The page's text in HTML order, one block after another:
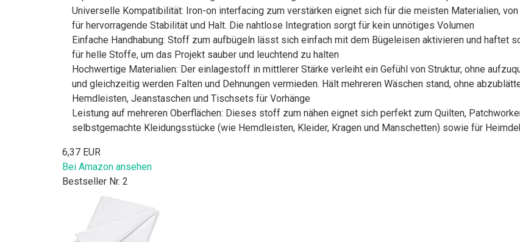
Universelle Kompatibilität: Iron-on interfacing zum verstärken eignet sich für die meisten Materialien,
für hervorragende Stabilität und Halt. Die nahtlose Integration sorgt für kein unnötiges Volumen
Einfache Handhabung: Stoff zum aufbügeln lässt sich einfach mit dem Bügeleisen aktivieren und haftet
für helle Stoffe, um das Projekt sauber und leuchtend zu halten
Hochwertige Materialien: Der einlagestoff in mittlerer Stärke verleiht ein Gefühl von Struktur, ohne
und gleichzeitig werden Falten und Dehnungen vermieden. Hält mehreren Wäschen stand, ohne
Hemdleisten, Jeanstaschen und Tischsets für Vorhänge
Leistung auf mehreren Oberflächen: Dieses stoff zum nähen eignet sich perfekt zum Quilten,
selbstgemachte Kleidungsstücke (wie Hemdleisten, Kleider, Kragen und Manschetten) sowie für
6,37 EUR
Bei Amazon ansehen
Bestseller Nr. 2